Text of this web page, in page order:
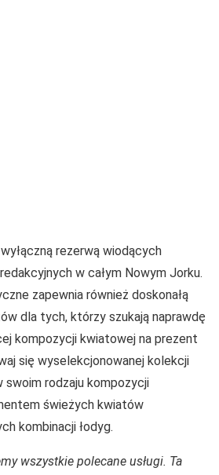
rezerwą wiodących
w całym Nowym Jorku.
zapewnia również doskonałą
dla tych, którzy szukają naprawdę
kompozycji kwiatowej na prezent
się wyselekcjonowanej kolekcji
swoim rodzaju kompozycji
świeżych kwiatów
kombinacji łodyg.
wszystkie polecane usługi. Ta